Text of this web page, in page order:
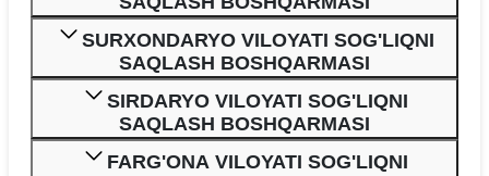
SURXONDARYO VILOYATI SOG'LIQNI
SAQLASH BOSHQARMASI
SIRDARYO VILOYATI SOG'LIQNI
SAQLASH BOSHQARMASI
FARG'ONA VILOYATI SOG'LIQNI